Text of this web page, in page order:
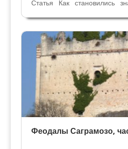
Статья Как становились
утверждали, что с начала
семьи Венето
торговой...
Верона
Веронцы
Феодалы Саграмозо,